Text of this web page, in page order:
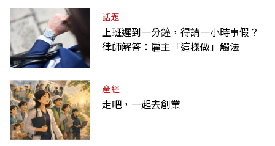
話題
上班遲到一分鐘，得請一小時事假？
律師解答：雇主「這樣做」觸法
產經
走吧，一起去創業